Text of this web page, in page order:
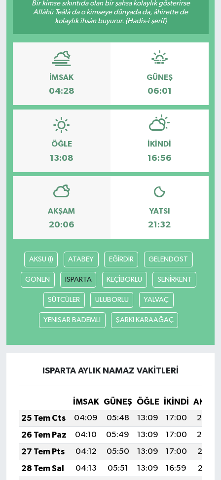
Bir kimse sıkıntıda olan bir şahsa kolaylık gösterirse
Allâhü Teâlâ da o kimseye dünyada da, âhirette de
kolaylık ihsân buyurur. (Hadis-i şerif)
İMSAK
04:28
GÜNEŞ
06:01
ÖĞLE
13:08
İKINDI
16:56
AKŞAM
20:06
YATSI
21:32
AKSU (I) ATABEY EĞİRDİR GELENDOST
GÖNEN ISPARTA KEÇİBORLU SENİRKENT
SÜTCÜLER ULUBORLU YALVAÇ
YENİSAR BADEMLİ ŞARKİ KARAAĞAÇ
ISPARTA AYLIK NAMAZ VAKITLERI
İMSAK GÜNEŞ ÖĞLE İKINDI
25 Tem Cts
04:09 05:48 13:09 17:00
20:20
26 Tem Paz
04:10 05:49 13:09 17:00
20:20
27 Tem Pts
04:12 05:50 13:09 17:00
20:19
28 Tem Sal
04:13 05:51 13:09 16:59
20:18